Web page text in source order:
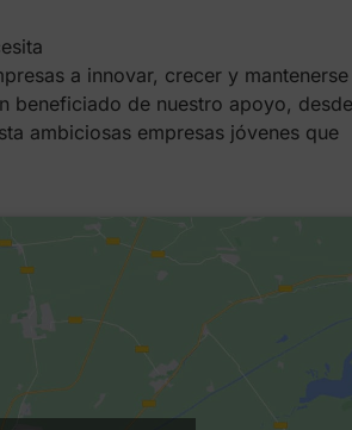
a innovar, crecer y mantenerse
beneficiado de nuestro apoyo, desde
ambiciosas empresas jóvenes que